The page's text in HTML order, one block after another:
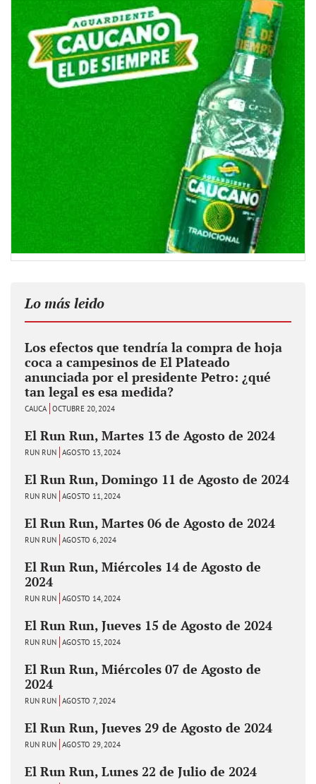
Lo más leido
Los efectos que tendría la compra de hoja
coca a campesinos de El Plateado
anunciada por el presidente Petro: ¿qué
tan legal es esa medida?
CAUCA OCTUBRE 20, 2024
El Run Run, Martes 13 de Agosto de 2024
RUN RUN AGOSTO 13, 2024
El Run Run, Domingo 11 de Agosto de 2024
RUN RUN AGOSTO 11, 2024
El Run Run, Martes 06 de Agosto de 2024
RUN RUN AGOSTO 6, 2024
El Run Run, Miércoles 14 de Agosto de
2024
RUN RUN AGOSTO 14, 2024
El Run Run, Jueves 15 de Agosto de 2024
RUN RUN AGOSTO 15, 2024
El Run Run, Miércoles 07 de Agosto de
2024
RUN RUN AGOSTO 7, 2024
El Run Run, Jueves 29 de Agosto de 2024
RUN RUN AGOSTO 29, 2024
El Run Run, Lunes 22 de Julio de 2024